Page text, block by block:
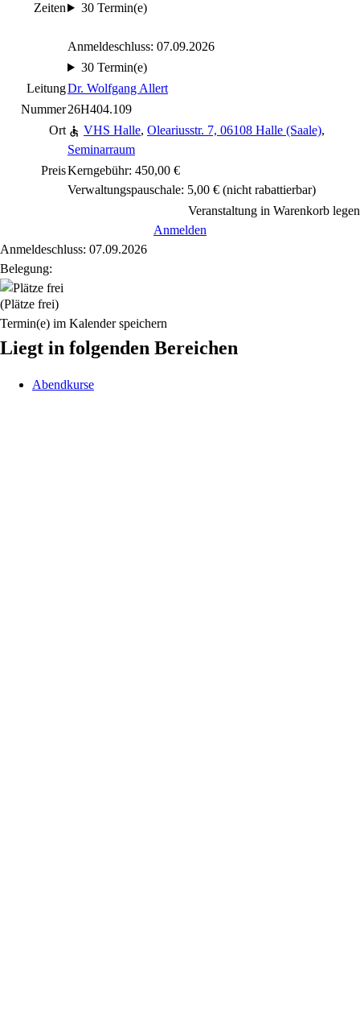
Zeiten 30 Termin(e)
Anmeldeschluss: 07.09.2026
30 Termin(e)
LeitungDr. Wolfgang Allert
Nummer26H404.109
Ort
VHS Halle, Oleariusstr. 7, 06108 Halle (Saale),
Seminarraum
PreisKerngebühr: 450,00 €
Verwaltungspauschale: 5,00 € (nicht rabattierbar)
Veranstaltung in Warenkorb legen
Anmelden
Anmeldeschluss: 07.09.2026
Belegung:
(Plätze frei)
Termin(e) im Kalender speichern
Liegt in folgenden Bereichen
Abendkurse